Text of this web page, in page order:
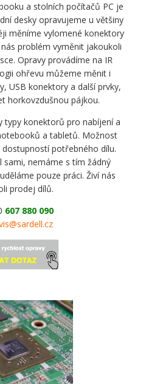
a stolních počítačů PC je
desky opravujeme u většiny
měníme vylomené konektory
problém vyměnit jakoukoli
Opravy provádíme na IR
ohřevu můžeme měnit i
USB konektory a další prvky,
horkovzdušnou pájkou.
typy konektorů pro nabíjení a
a tabletů. Možnost
potřebného dílu.
sami, nemáme s tím žádný
pouze práci. Živí nás
prodej dílů.
607 880 090